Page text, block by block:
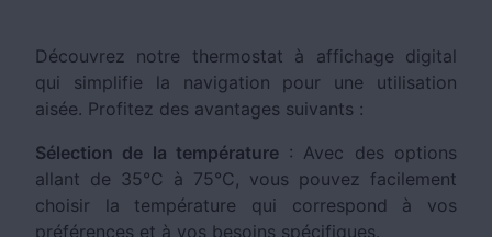
Découvrez notre thermostat à affichage digital
qui simplifie la navigation pour une utilisation
aisée. Profitez des avantages suivants :
Sélection de la température: Avec des options
allant de 35°C à 75°C, vous pouvez facilement
choisir la température qui correspond à vos
préférences et à vos besoins spécifiques.